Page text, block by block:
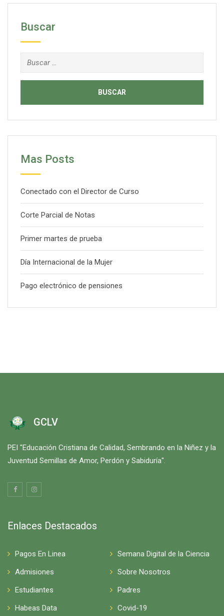
Buscar
Buscar:
Mas Posts
Conectado con el Director de Curso
Corte Parcial de Notas
Primer martes de prueba
Día Internacional de la Mujer
Pago electrónico de pensiones
GCLV
PEI "Educación Cristiana de Calidad, Sembrando en la Niñez y la
Juventud Semillas de Amor, Perdón y Sabiduría".
Enlaces Destacados
Pagos En Linea
Semana Digital de la Ciencia
Admisiones
Sobre Nosotros
Estudiantes
Padres
Habeas Data
Covid-19